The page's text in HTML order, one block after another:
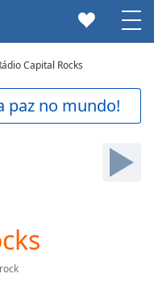
Capital Rocks
paz no mundo!